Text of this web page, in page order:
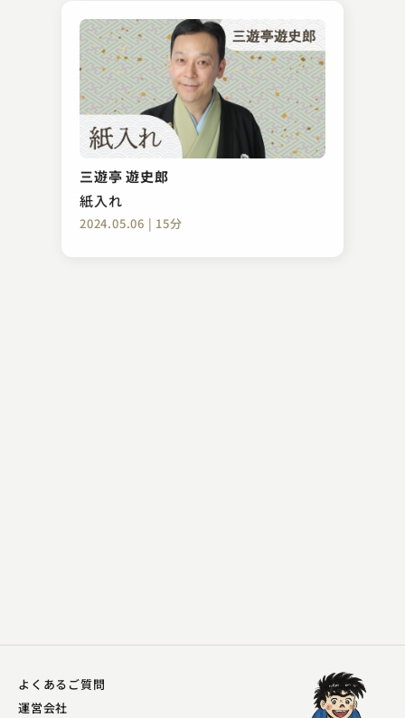
三遊亭 遊史郎
紙入れ
2024.05.06 | 15分
神田 松鯉
赤穂義士銘々伝 大高源吾
2023.11.26 | 29分
よくあるご質問
運営会社